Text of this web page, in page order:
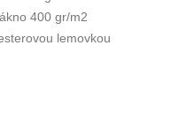
400 gr/m2
lemovkou